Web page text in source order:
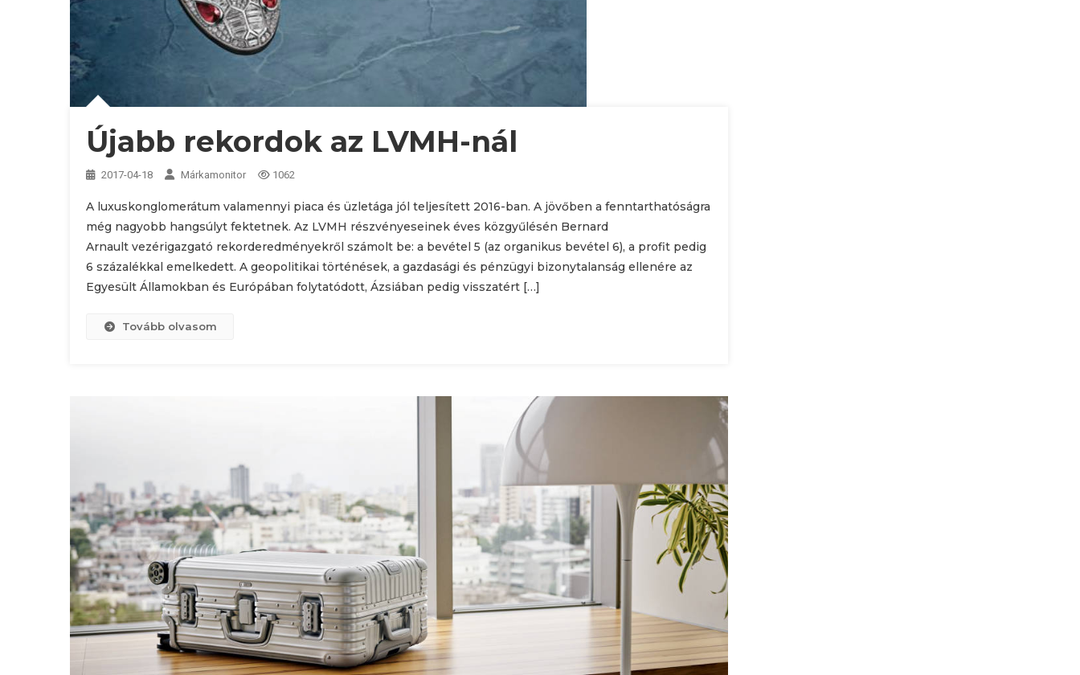
Újabb rekordok az LVMH-nál
2017-04-18 Márkamonitor 1062
A luxuskonglomerátum valamennyi piaca és üzletága jól teljesített 2016-ban. A jövőben a fenntarthatóságra
még nagyobb hangsúlyt fektetnek. Az LVMH részvényeseinek éves közgyűlésén Bernard
Arnault vezérigazgató rekorderedményekről számolt be: a bevétel 5 (az organikus bevétel 6), a profit pedig
6 százalékkal emelkedett. A geopolitikai történések, a gazdasági és pénzügyi bizonytalanság ellenére az
Egyesült Államokban és Európában folytatódott, Ázsiában pedig visszatért […]
Tovább olvasom